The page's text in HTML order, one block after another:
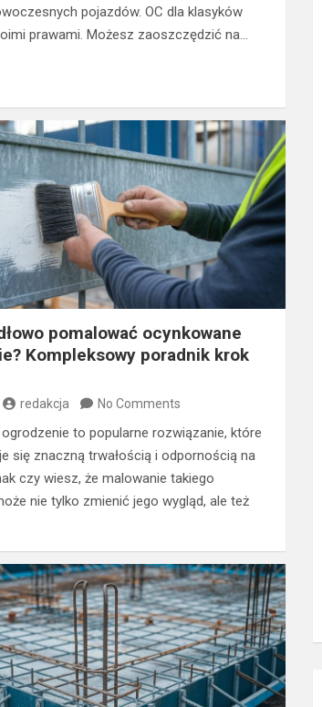
pojazdów. OC dla klasyków
prawami. Możesz zaoszczędzić na…
pomalować ocynkowane
Kompleksowy poradnik krok
redakcja No Comments
to popularne rozwiązanie, które
się znaczną trwałością i odpornością na
czy wiesz, że malowanie takiego
nie tylko zmienić jego wygląd, ale też